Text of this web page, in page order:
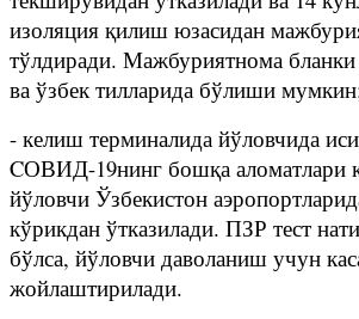
изоляция қилиш юзасидан
тўлдиради. Мажбуриятнома бланки
ва ўзбек тилларида бўлиши
- келиш терминалида йўловчида
CОВИД-19нинг бошқа аломатлари
йўловчи Ўзбекистон
кўрикдан ўтказилади. ПЗР тест
бўлса, йўловчи даволаниш учун
жойлаштирилади.